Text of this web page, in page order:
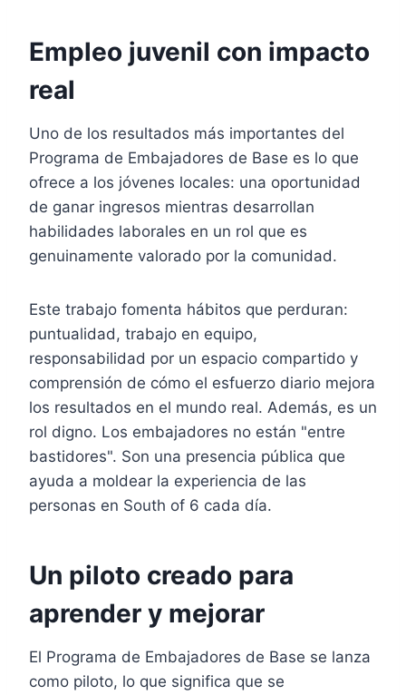
Empleo juvenil con impacto
real
Uno de los resultados más importantes del
Programa de Embajadores de Base es lo que
ofrece a los jóvenes locales: una oportunidad
de ganar ingresos mientras desarrollan
habilidades laborales en un rol que es
genuinamente valorado por la comunidad.
Este trabajo fomenta hábitos que perduran:
puntualidad, trabajo en equipo,
responsabilidad por un espacio compartido y
comprensión de cómo el esfuerzo diario mejora
los resultados en el mundo real. Además, es un
rol digno. Los embajadores no están "entre
bastidores". Son una presencia pública que
ayuda a moldear la experiencia de las
personas en South of 6 cada día.
Un piloto creado para
aprender y mejorar
El Programa de Embajadores de Base se lanza
como piloto, lo que significa que se